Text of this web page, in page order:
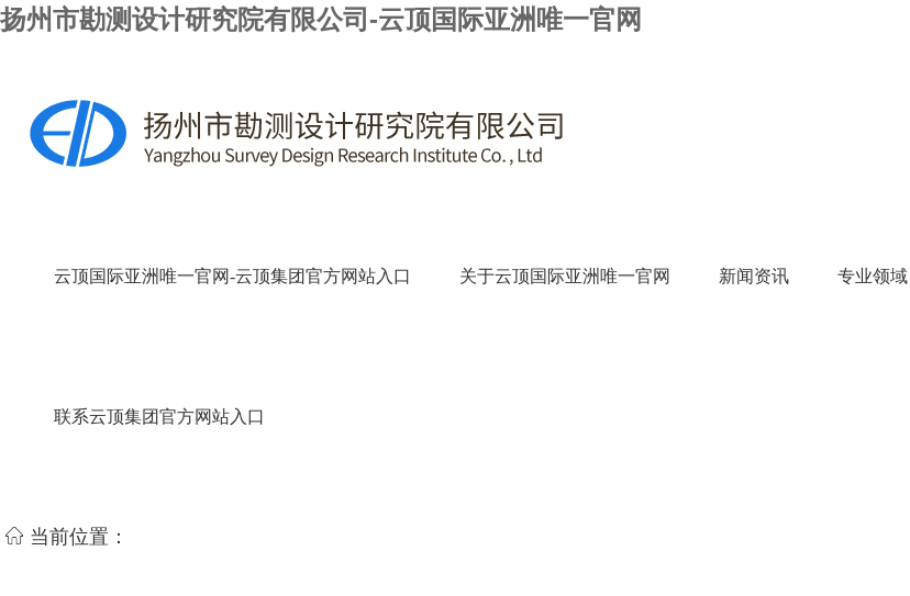
扬州市勘测设计研究院有限公司-云顶国际亚洲唯一官网
云顶国际亚洲唯一官网-云顶集团官方网站入口 关于云顶国际亚洲唯一官网 新闻资讯 专业领域
联系云顶集团官方网站入口
当前位置：